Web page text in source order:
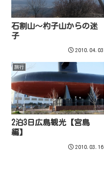
石割山～杓子山からの迷
子
2010.04.03
旅行
2泊3日広島観光【宮島
編】
2010.03.16